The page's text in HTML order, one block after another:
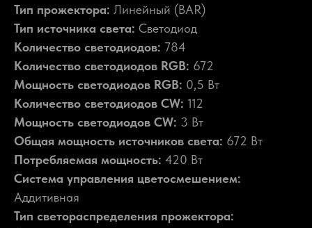
Тип прожектора: Линейный (BAR)
Тип источника света: Светодиод
Количество светодиодов: 784
Количество светодиодов RGB: 672
Мощность светодиодов RGB: 0,5 Вт
Количество светодиодов CW: 112
Мощность светодиодов CW: 3 Вт
Общая мощность источников света: 672 Вт
Потребляемая мощность: 420 Вт
Система управления цветосмешением:
Аддитивная
Тип светораспределения прожектора: